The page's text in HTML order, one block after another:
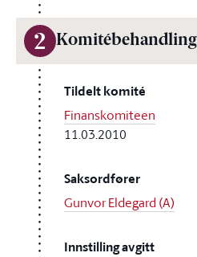
2 Komitébehandling
Tildelt komité
Finanskomiteen
11.03.2010
Saksordfører
Gunvor Eldegard (A)
Innstilling avgitt